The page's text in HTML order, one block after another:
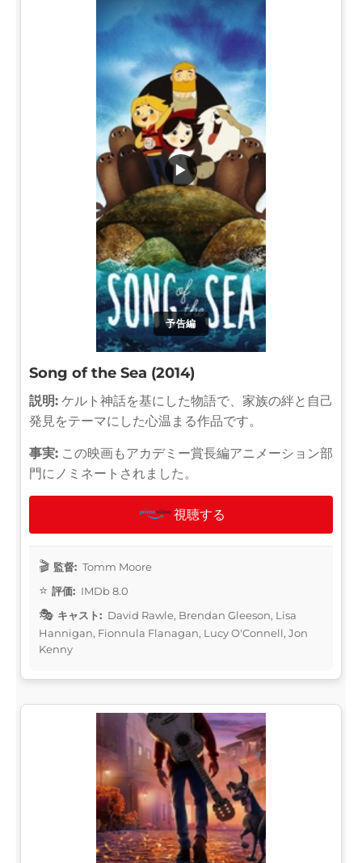
予告編
▶
Song of the Sea (2014)
説明: ケルト神話を基にした物語で、家族の絆と自己
発見をテーマにした心温まる作品です。
事実: この映画もアカデミー賞長編アニメーション部
門にノミネートされました。
視聴する
監督: Tomm Moore
評価: IMDb 8.0
キャスト: David Rawle, Brendan Gleeson, Lisa
Hannigan, Fionnula Flanagan, Lucy O'Connell, Jon
Kenny